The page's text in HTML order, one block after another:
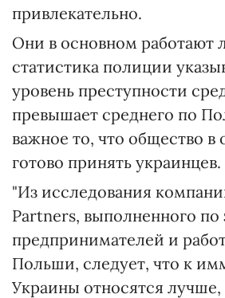
привлекательно.
Они в основном работают
статистика полиции
уровень преступности
превышает среднего по
важное то, что общество в
готово принять украинцев.
"Из исследования
Partners, выполненного по
предпринимателей и
Польши, следует, что к
Украины относятся